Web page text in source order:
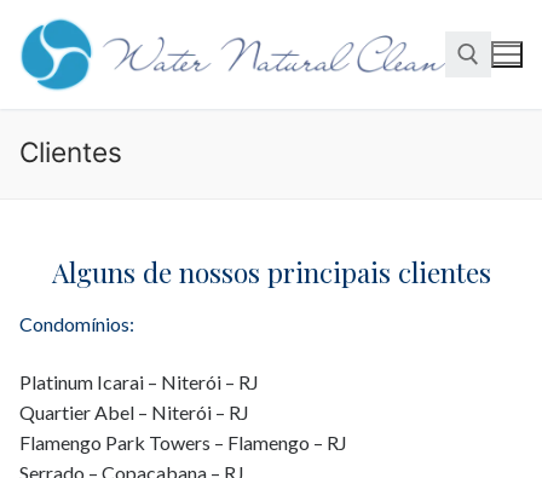
Clientes
Alguns de nossos principais clientes
Condomínios:
Platinum Icarai – Niterói – RJ
Quartier Abel – Niterói – RJ
Flamengo Park Towers – Flamengo – RJ
Serrado – Copacabana – RJ